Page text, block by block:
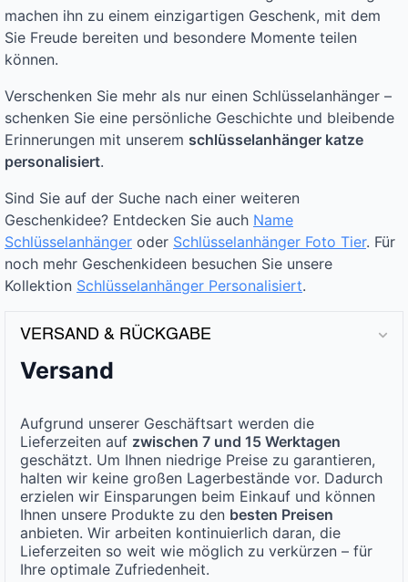
machen ihn zu einem einzigartigen Geschenk, mit dem
Sie Freude bereiten und besondere Momente teilen
können.
Verschenken Sie mehr als nur einen Schlüsselanhänger –
schenken Sie eine persönliche Geschichte und bleibende
Erinnerungen mit unserem schlüsselanhänger katze
personalisiert.
Sind Sie auf der Suche nach einer weiteren
Geschenkidee? Entdecken Sie auch Name
Schlüsselanhänger oder Schlüsselanhänger Foto Tier. Für
noch mehr Geschenkideen besuchen Sie unsere
Kollektion Schlüsselanhänger Personalisiert.
VERSAND & RÜCKGABE
Versand
Aufgrund unserer Geschäftsart werden die
Lieferzeiten auf zwischen 7 und 15 Werktagen
geschätzt. Um Ihnen niedrige Preise zu garantieren,
halten wir keine großen Lagerbestände vor. Dadurch
erzielen wir Einsparungen beim Einkauf und können
Ihnen unsere Produkte zu den besten Preisen
anbieten. Wir arbeiten kontinuierlich daran, die
Lieferzeiten so weit wie möglich zu verkürzen – für
Ihre optimale Zufriedenheit.